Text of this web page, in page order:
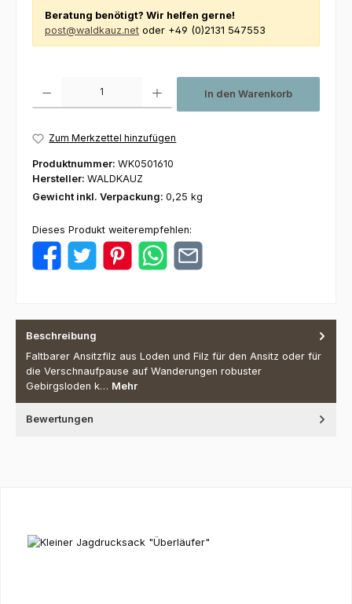
Beratung benötigt? Wir helfen gerne!
post@waldkauz.net oder +49 (0)2131 547553
In den Warenkorb
Zum Merkzettel hinzufügen
Produktnummer: WK0501610
Hersteller: WALDKAUZ
Gewicht inkl. Verpackung: 0,25 kg
Dieses Produkt weiterempfehlen:
Beschreibung
Faltbarer Ansitzfilz aus Loden und Filz für den Ansitz oder für
die Verschnaufpause auf Wanderungen robuster
Gebirgsloden k… Mehr
Bewertungen